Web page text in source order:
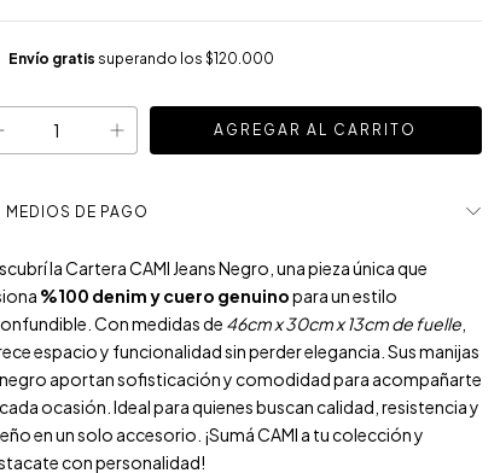
Envío gratis superando los $120.000
MEDIOS DE PAGO
la Cartera CAMI Jeans Negro, una pieza única que
%100 denim y cuero genuinopara un estilo
Con medidas de 46cm x 30cm x 13cm de fuelle
espacio y funcionalidad sin perder elegancia. Sus manijas
aportan sofisticación y comodidad para acompañarte
ocasión. Ideal para quienes buscan calidad, resistencia y
en un solo accesorio. ¡Sumá CAMI a tu colección y
con personalidad!